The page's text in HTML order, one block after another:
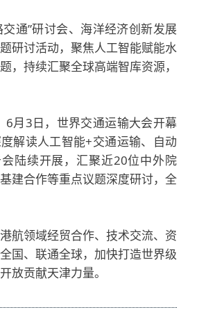
通”研讨会、海洋经济创新发展
研讨活动，聚焦人工智能赋能水
，持续汇聚全球高端智库资源，
月3日，世界交通运输大会开幕
解读人工智能+交通运输、自动
陆续开展，汇聚近20位中外院
建合作等重点议题深度研讨，全
航领域经贸合作、技术交流、资
国、联通全球，加快打造世界级
放贡献天津力量。